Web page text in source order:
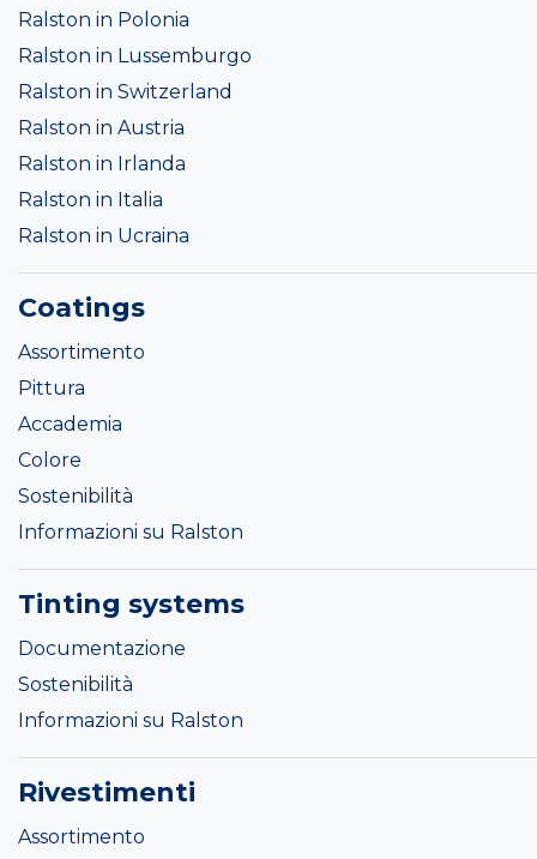
Ralston in Polonia
Ralston in Lussemburgo
Ralston in Switzerland
Ralston in Austria
Ralston in Irlanda
Ralston in Italia
Ralston in Ucraina
Coatings
Assortimento
Pittura
Accademia
Colore
Sostenibilità
Informazioni su Ralston
Tinting systems
Documentazione
Sostenibilità
Informazioni su Ralston
Rivestimenti
Assortimento